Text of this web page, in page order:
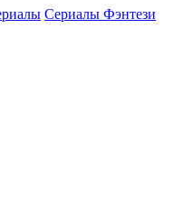
Сериалы Фэнтези